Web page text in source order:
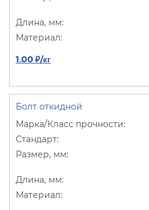
1.00 ₽/кг
Болт откидной